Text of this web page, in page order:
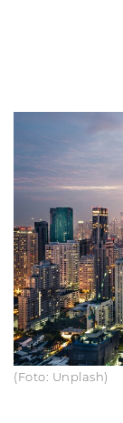
(Foto: Unplash)